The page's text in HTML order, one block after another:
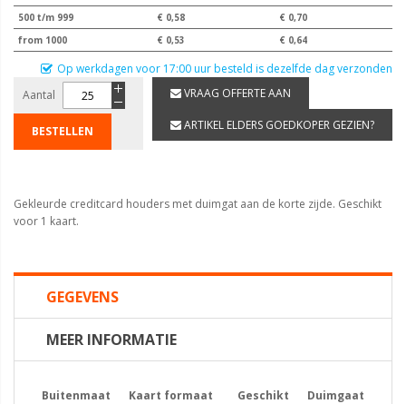
500 t/m 999
€ 0,58
€ 0,70
from 1000
€ 0,53 € 0,64
Op werkdagen voor 17:00 uur besteld is dezelfde dag verzonden
Aantal
BESTELLEN
VRAAG OFFERTE AAN
ARTIKEL ELDERS GOEDKOPER GEZIEN?
Gekleurde creditcard houders met duimgat aan de korte zijde. Geschikt
voor 1 kaart.
GEGEVENS
MEER INFORMATIE
Buitenmaat Kaart formaat
Geschikt
Duimgaat